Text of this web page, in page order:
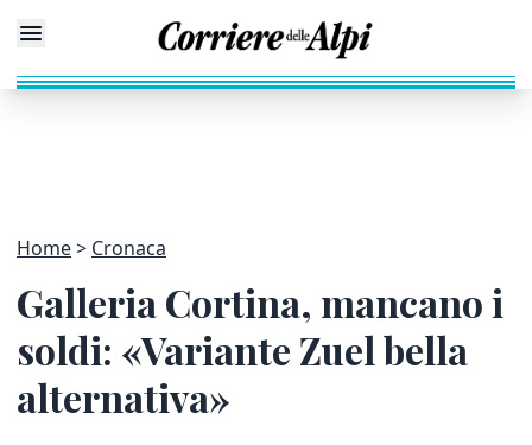
Home Cronaca
Galleria Cortina, mancano i
soldi: «Variante Zuel bella
alternativa»